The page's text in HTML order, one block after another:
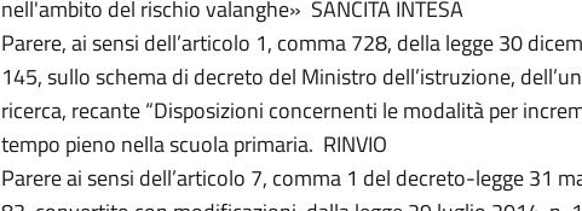
nell'ambito del rischio valanghe» SANCITA INTESA
Parere, ai sensi dell’articolo 1, comma 728, della legge 30
145, sullo schema di decreto del Ministro dell’istruzione,
ricerca, recante “Disposizioni concernenti le modalità per
tempo pieno nella scuola primaria. RINVIO
Parere ai sensi dell’articolo 7, comma 1 del decreto-legge 31